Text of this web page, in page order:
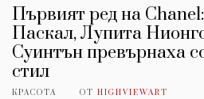
Първият ред на
Паскал, Лупита
Суинтън превърнаха
стил
КРАСОТА ОТ HIGHVIEWART